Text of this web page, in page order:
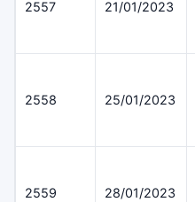
2557 21/01/2023
2558 25/01/2023
2559 28/01/2023